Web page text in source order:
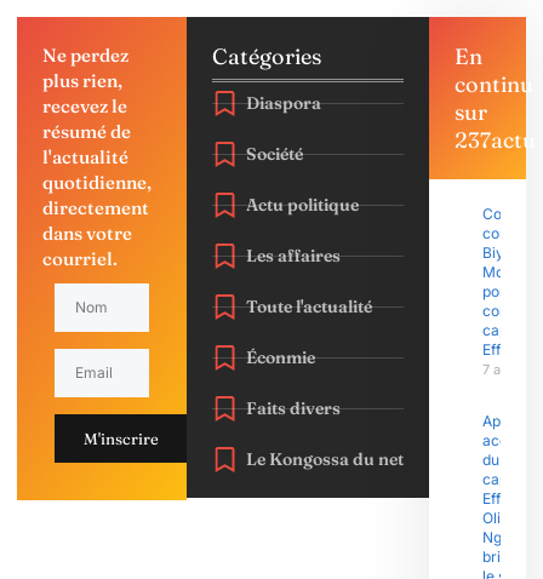
Ne perdez
plus rien,
recevez le
résumé de
l'actualité
quotidienne,
directement
dans votre
courriel.
M'inscrire
Catégories
Diaspora
Société
Actu politique
Les affaires
Toute l'actualité
Éconmie
Faits divers
Le Kongossa du net
En
continu
sur
237actu
Coup
contre
Biya :
porte
contre le
Effoudou
7 août
Après
du
Olive
Ngobo
brise